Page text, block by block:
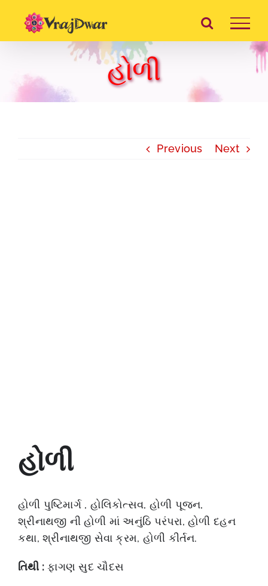
content
હોળી
Previous Next
હોળી
હોળી પુષ્ટિમાર્ગ , હોલિકોત્સવ, હોળી પૂજન,
શ્રીનાથજી ની હોળી માં અનુંઠિ પરંપરા, હોળી દહન
કથા, શ્રીનાથજી સેવા ક્રમ, હોળી કીર્તન.
તિથી : ફાગણ સુદ ચૌદસ